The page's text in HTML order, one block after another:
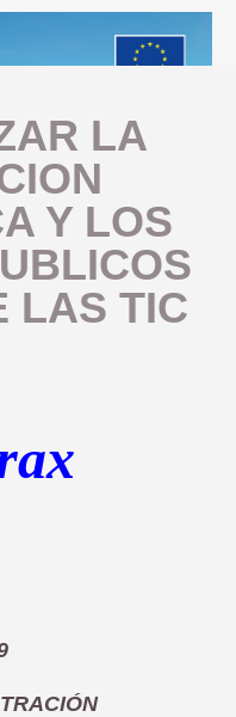
FOMENTO DE LA MOVILIDAD
LA EFICIENCIA
EN VALOR DEL
LA
Y LOS
LAS TIC